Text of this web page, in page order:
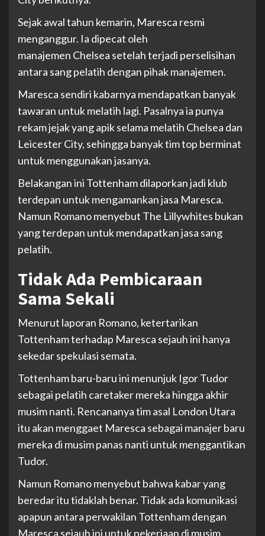
Sejak awal tahun kemarin, Maresca resmi
menganggur. Ia dipecat oleh
manajemen Chelsea setelah terjadi perselisihan
antara sang pelatih dengan pihak manajemen.
Maresca sendiri kabarnya mendapatkan banyak
tawaran untuk melatih lagi. Pasalnya ia punya
rekam jejak yang apik selama melatih Chelsea dan
Leicester City, sehingga banyak tim top berminat
untuk menggunakan jasanya.
Belakangan ini Tottenham dilaporkan jadi klub
terdepan untuk mengamankan jasa Maresca.
Namun Romano menyebut The Lillywhites bukan
yang terdepan untuk mendapatkan jasa sang
pelatih.
Tidak Ada Pembicaraan
Sama Sekali
Menurut laporan Romano, ketertarikan
Tottenham terhadap Maresca sejauh ini hanya
sekedar spekulasi semata.
Tottenham baru-baru ini menunjuk Igor Tudor
sebagai pelatih caretaker mereka hingga akhir
musim nanti. Rencananya tim asal London Utara
itu akan menggaet Maresca sebagai manajer baru
mereka di musim panas nanti untuk menggantikan
Tudor.
Namun Romano menyebut bahwa kabar yang
beredar itu tidaklah benar. Tidak ada komunikasi
apapun antara perwakilan Tottenham dengan
Maresca sejauh ini untuk pekerjaan di musim